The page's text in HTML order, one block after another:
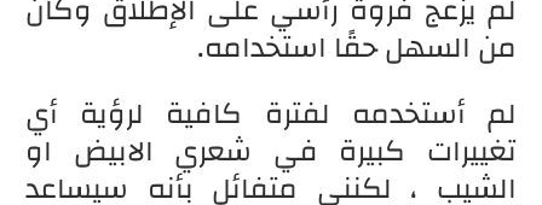
لم يزعج فروة رأسي على الإطلاق وكان
من السهل حقًا استخدامه.
لم أستخدمه لفترة كافية لرؤية أي
تغييرات كبيرة في شعري الابيض او
الشيب ، لكنني متفائل بأنه سيساعد